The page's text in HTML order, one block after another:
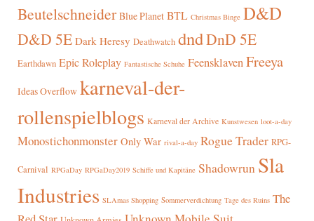
Beutelschneider Blue Planet BTL Christmas Binge D&D
D&D 5E Dark Heresy Deathwatch dndDnD 5E
Earthdawn Epic Roleplay Fantastische Schuhe FeensklavenFreeya
Ideas Overflow karneval-der-
rollenspielblogs Karneval der Archive Kunstwesen loot-a-day
Monostichonmonster Only War rival-a-day Rogue Trader RPG-
Carnival RPGaDay RPGaDay2019 Schiffe und Kapitäne Shadowrun Sla
Industries SLAmas Shopping Sommerverdichtung Tage des Ruins The